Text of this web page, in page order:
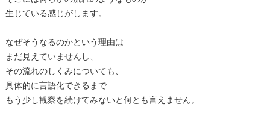
生じている感じがします。
なぜそうなるのかという理由は
まだ見えていませんし、
その流れのしくみについても、
具体的に言語化できるまで
もう少し観察を続けてみないと何とも言えません。